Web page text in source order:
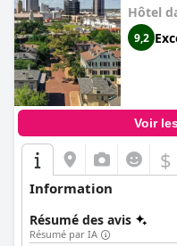
Hôtel
9,2
Voir
$
Information
Résumé des avis
Résumé par IA